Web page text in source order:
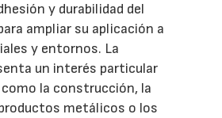
y durabilidad del
ampliar su aplicación a
y entornos. La
un interés particular
la construcción, la
metálicos o los